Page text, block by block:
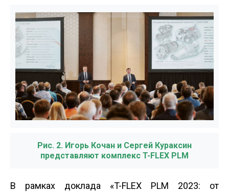
Рис. 2. Игорь Кочан и Сергей Кураксин
представляют комплекс T-FLEX PLM
В рамках доклада «T-FLEX PLM 2023: от